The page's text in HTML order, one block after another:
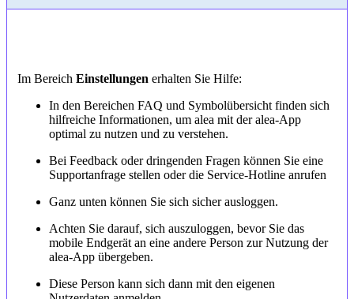
Im Bereich Einstellungen erhalten Sie Hilfe:
In den Bereichen FAQ und Symbolübersicht finden sich
hilfreiche Informationen, um alea mit der alea-App
optimal zu nutzen und zu verstehen.
Bei Feedback oder dringenden Fragen können Sie eine
Supportanfrage stellen oder die Service-Hotline anrufen
Ganz unten können Sie sich sicher ausloggen.
Achten Sie darauf, sich auszuloggen, bevor Sie das
mobile Endgerät an eine andere Person zur Nutzung der
alea-App übergeben.
Diese Person kann sich dann mit den eigenen